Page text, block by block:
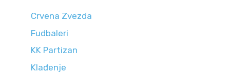
Crvena Zvezda
Fudbaleri
KK Partizan
Klađenje